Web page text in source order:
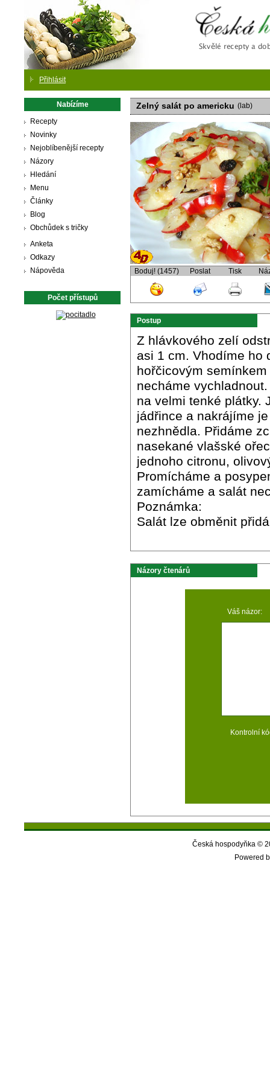
Přihlásit
Nabízíme
Recepty
Novinky
Nejoblíbenější recepty
Názory
Hledání
Menu
Články
Blog
Obchůdek s tričky
Anketa
Odkazy
Nápověda
Počet přístupů
Zelný salát po americku (lab)
Boduj! (1457) Poslat Tisk
Postup
Z hlávkového zelí
asi 1 cm. Vhodíme ho
hořčicovým
necháme
na velmi tenké plátky.
jádřince a nakrájíme
nezhnědla. Přidáme
nasekané vlašské
jednoho citronu,
Promícháme a
zamícháme a salát
Poznámka:
Salát lze obměnit
Názory čtenárů
Váš názor:
Kontrolní
Česká hospodyňka ©
Powered